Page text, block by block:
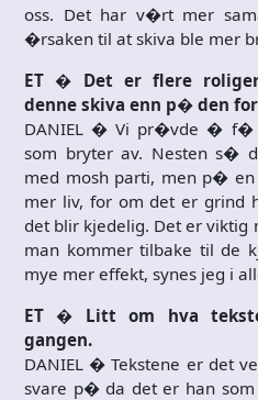
oss. Det har v�rt mer
�rsaken til at skiva ble mer
ET � Det er flere
denne skiva enn p� den
DANIEL � Vi pr�vde �
som bryter av. Nesten s�
med mosh parti, men p�
mer liv, for om det er grind
det blir kjedelig. Det er
man kommer tilbake til de
mye mer effekt, synes jeg i
ET � Litt om hva
gangen.
DANIEL � Tekstene er det
svare p� da det er han